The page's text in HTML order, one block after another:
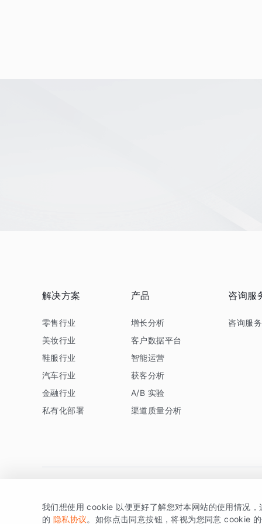
解决方案
零售行业
美妆行业
鞋服行业
汽车行业
金融行业
私有化部署
产品
增长分析
客户数据平台
智能运营
获客分析
A/B 实验
渠道质量分析
咨询服
咨询服务
版权所有 © 北京易数科技有限公司SDK相关说明 京ICP备
我们想使用 cookie 以便更好了解您对本网站的使用情况
的 隐私协议。如你点击同意按钮，将视为您同意 cookie 的